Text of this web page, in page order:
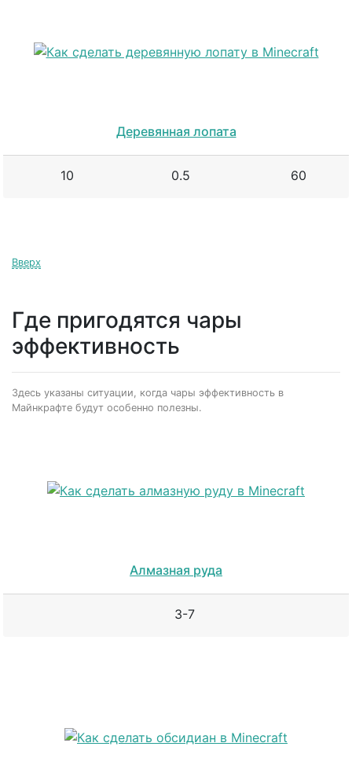
Деревянная лопата
10 0.5 60
Вверх
Где пригодятся чары
эффективность
Здесь указаны ситуации, когда чары эффективность в
Майнкрафте будут особенно полезны.
Алмазная руда
3-7